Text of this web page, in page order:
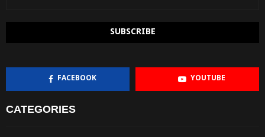
FACEBOOK YOUTUBE
CATEGORIES